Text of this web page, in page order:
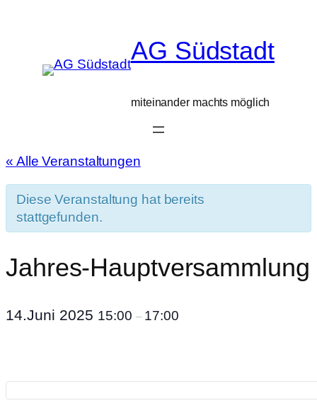
AG Südstadt
miteinander machts möglich
« Alle Veranstaltungen
Diese Veranstaltung hat bereits
stattgefunden.
Jahres-Hauptversammlung
14.Juni 2025 15:00 – 17:00